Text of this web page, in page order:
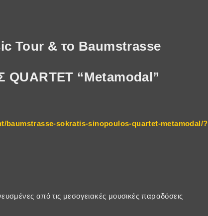
Tour & το Baumstrasse
“Μetamodal”
baumstrasse-sokratis-sinopoulos-quartet-metamodal/?
από τις μεσογειακές μουσικές παραδόσεις